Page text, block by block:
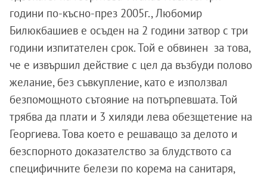
години по-късно-през 2005г., Любомир
Билюкбашиев е осъден на 2 години затвор с три
години изпитателен срок. Той е обвинен за това,
че е извършил действие с цел да възбуди полово
желание, без съвкупление, като е използвал
безпомощното сътояние на потърпевшата. Той
трябва да плати и 3 хиляди лева обезщетение на
Георгиева. Това което е решаващо за делото и
безспорното доказателство за блудството са
специфичните белези по корема на санитаря,